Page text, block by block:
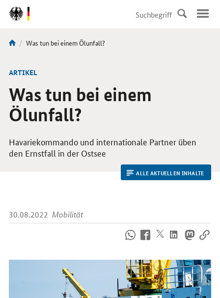
DirektZu:
Navigation
Sie
hier:
Aktuelle
Was tun bei einem Ölunfall?
ARTIKEL
Was tun bei einem
Ölunfall?
Havariekommando und internationale Partner üben
den Ernstfall in der Ostsee
ALLE AKTUELLEN INHALTE
30.08.2022 Mobilität
uns